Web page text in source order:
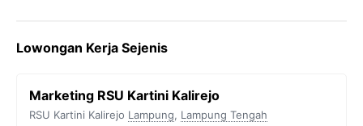
Lowongan Kerja Sejenis
Marketing RSU Kartini Kalirejo
RSU Kartini Kalirejo Lampung, Lampung Tengah